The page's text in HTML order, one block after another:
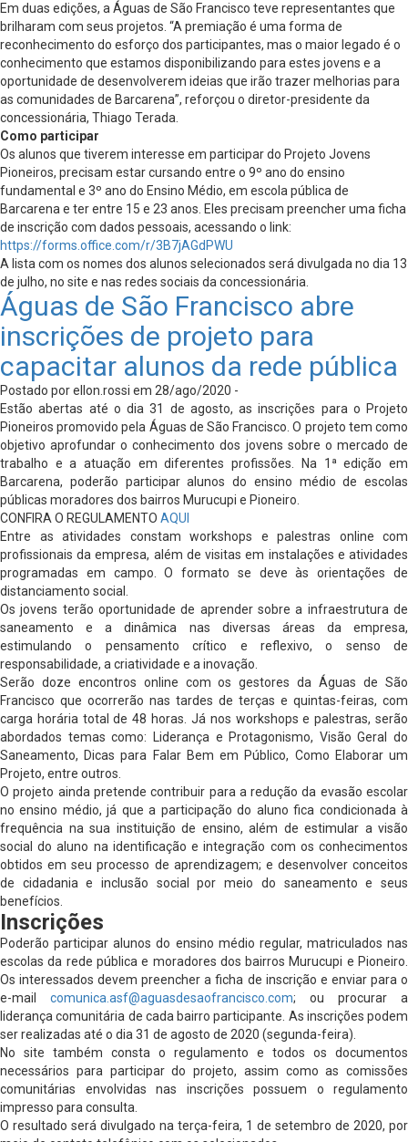
Em duas edições, a Águas de São Francisco teve representantes que
brilharam com seus projetos. “A premiação é uma forma de
reconhecimento do esforço dos participantes, mas o maior legado é o
conhecimento que estamos disponibilizando para estes jovens e a
oportunidade de desenvolverem ideias que irão trazer melhorias para
as comunidades de Barcarena”, reforçou o diretor-presidente da
concessionária, Thiago Terada.
Como participar
Os alunos que tiverem interesse em participar do Projeto Jovens
Pioneiros, precisam estar cursando entre o 9º ano do ensino
fundamental e 3º ano do Ensino Médio, em escola pública de
Barcarena e ter entre 15 e 23 anos. Eles precisam preencher uma ficha
de inscrição com dados pessoais, acessando o link:
https://forms.office.com/r/3B7jAGdPWU
A lista com os nomes dos alunos selecionados será divulgada no dia 13
de julho, no site e nas redes sociais da concessionária.
Águas de São Francisco abre
inscrições de projeto para
capacitar alunos da rede pública
Postado por ellon.rossi em 28/ago/2020 -
Estão abertas até o dia 31 de agosto, as inscrições para o Projeto
Pioneiros promovido pela Águas de São Francisco. O projeto tem como
objetivo aprofundar o conhecimento dos jovens sobre o mercado de
trabalho e a atuação em diferentes profissões. Na 1ª edição em
Barcarena, poderão participar alunos do ensino médio de escolas
públicas moradores dos bairros Murucupi e Pioneiro.
CONFIRA O REGULAMENTO AQUI
Entre as atividades constam workshops e palestras online com
profissionais da empresa, além de visitas em instalações e atividades
programadas em campo. O formato se deve às orientações de
distanciamento social.
Os jovens terão oportunidade de aprender sobre a infraestrutura de
saneamento e a dinâmica nas diversas áreas da empresa,
estimulando o pensamento crítico e reflexivo, o senso de
responsabilidade, a criatividade e a inovação.
Serão doze encontros online com os gestores da Águas de São
Francisco que ocorrerão nas tardes de terças e quintas-feiras, com
carga horária total de 48 horas. Já nos workshops e palestras, serão
abordados temas como: Liderança e Protagonismo, Visão Geral do
Saneamento, Dicas para Falar Bem em Público, Como Elaborar um
Projeto, entre outros.
O projeto ainda pretende contribuir para a redução da evasão escolar
no ensino médio, já que a participação do aluno fica condicionada à
frequência na sua instituição de ensino, além de estimular a visão
social do aluno na identificação e integração com os conhecimentos
obtidos em seu processo de aprendizagem; e desenvolver conceitos
de cidadania e inclusão social por meio do saneamento e seus
benefícios.
Inscrições
Poderão participar alunos do ensino médio regular, matriculados nas
escolas da rede pública e moradores dos bairros Murucupi e Pioneiro.
Os interessados devem preencher a ficha de inscrição e enviar para o
e-mail comunica.asf@aguasdesaofrancisco.com; ou procurar a
liderança comunitária de cada bairro participante. As inscrições podem
ser realizadas até o dia 31 de agosto de 2020 (segunda-feira).
No site também consta o regulamento e todos os documentos
necessários para participar do projeto, assim como as comissões
comunitárias envolvidas nas inscrições possuem o regulamento
impresso para consulta.
O resultado será divulgado na terça-feira, 1 de setembro de 2020, por